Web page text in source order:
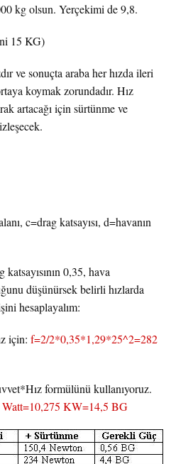
kg olsun. Yerçekimi de 9,8.
15 KG)
ve sonuçta araba her hızda ileri
koymak zorundadır. Hız
artacağı için sürtünme ve
c=drag katsayısı, d=havanın
katsayısının 0,35, hava
düşünürsek belirli hızlarda
hesaplayalım:
için: f=2/2*0,35*1,29*25^2=282
formülünü kullanıyoruz.
KW=14,5 BG